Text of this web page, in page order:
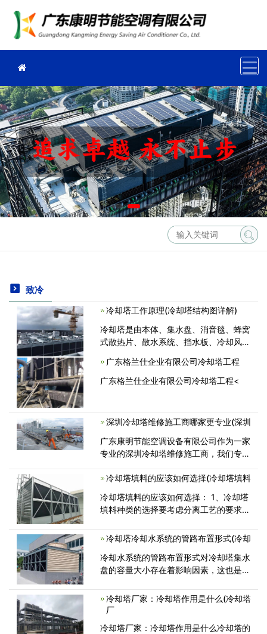
致冷
冷却塔工作原理(冷却塔结构图详解)
冷却塔是由本体、集水盘、消音毯、蜂窝
式散热片、散水系统、挡水板、冷却风
大家介绍一下冷却塔的工作原理。 冷
却塔是用需冷却的水经散水系统<
广东格兰仕企业有限公司冷却塔工程
广东格兰仕企业有限公司冷却塔工程<
深圳冷却塔维修施工商哪家更专业(深圳
广东康明节能空调设备有限公司作为一家
专业的深圳冷却塔维修施工商，我们专注
年，以丰富的冷却塔维修工作经验来告知
我们冷却塔填料的替换，必须在清整冷<
冷却塔填料的应该如何选择(冷却塔填料
冷却塔填料的应该如何选择： 1、冷却塔
填料种类的选择要考虑分离工艺的要求，
高一般而言，规整填料的传质效率高于散
冷却塔冷却水系统的管路布置形式(冷却
冷却水系统的管路布置形式对冷却塔集水
盘的容量大小存在着影响因素，这也是很
因。一般来说，冷却水系统的管路布置在
冷却塔之下，集水盘的容量只需满足正<
冷却塔厂家：冷却塔作用是什么(冷却塔
厂
冷却塔厂家：冷却塔作用是什么冷却塔的